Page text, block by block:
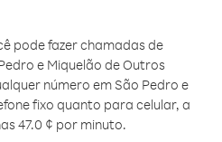
pode fazer chamadas de
e Miquelão de Outros
número em São Pedro e
fixo quanto para celular, a
47.0 ¢ por minuto.